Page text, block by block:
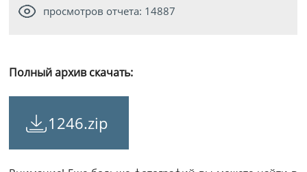
просмотров отчета: 14887
Полный архив скачать:
1246.zip